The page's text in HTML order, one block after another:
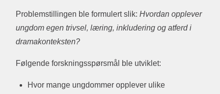
Problemstillingen ble formulert slik: Hvordan opplever
ungdom egen trivsel, læring, inkludering og atferd i
dramakonteksten?
Følgende forskningsspørsmål ble utviklet:
Hvor mange ungdommer opplever ulike